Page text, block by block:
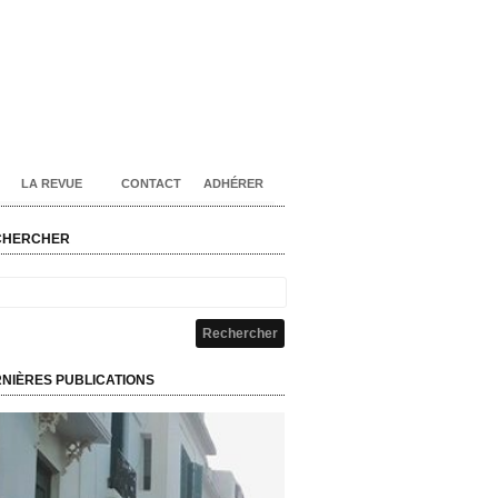
LA REVUE CONTACT ADHÉRER
PUBLICATIONS